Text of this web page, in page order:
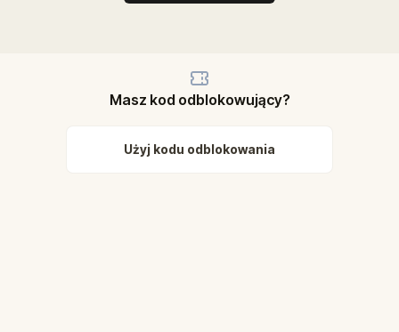
Masz kod odblokowujący?
Użyj kodu odblokowania